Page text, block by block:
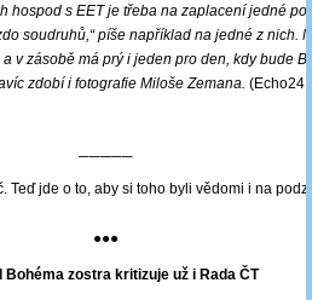
hospod s EET je třeba na zaplacení jedné
soudruhů,“ píše například na jedné z nich.
v zásobě má prý i jeden pro den, kdy bude
zdobí i fotografie Miloše Zemana.
─────
Teď jde o to, aby si toho byli vědomi i na
●●●
Bohéma zostra kritizuje už i Rada ČT